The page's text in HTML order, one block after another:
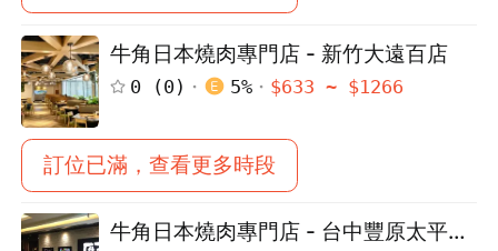
牛角日本燒肉專門店 - 新竹大遠百店
0 (0 ) 5% $633 ~ $1266
訂位已滿，查看更多時段
牛角日本燒肉專門店 - 台中豐原太平洋